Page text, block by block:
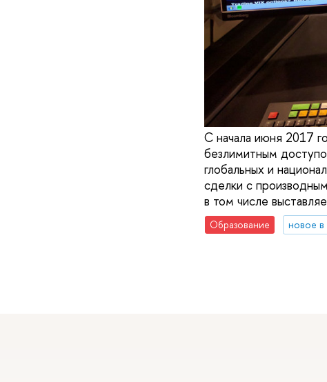
С начала июня 2017
безлимитным
глобальных и
сделки с
в том числе
Образование новое